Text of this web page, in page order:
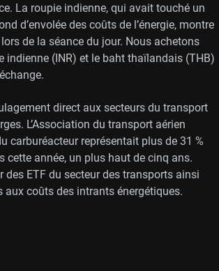
La roupie indienne, qui avait touché un
d’envolée des coûts de l’énergie, montre
de la séance du jour. Nous achetons
indienne (INR) et le baht thaïlandais (THB)
direct aux secteurs du transport
L’Association du transport aérien
carburéacteur représentait plus de 31 %
cette année, un plus haut de cinq ans.
ETF du secteur des transports ainsi
coûts des intrants énergétiques.